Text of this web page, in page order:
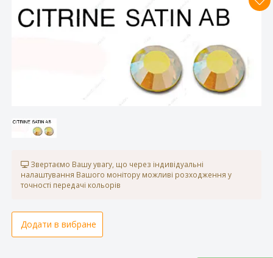
Звертаємо Вашу увагу, що через індивідуальні
налаштування Вашого монітору можливі розходження у
точності передачі кольорів
Додати в вибране